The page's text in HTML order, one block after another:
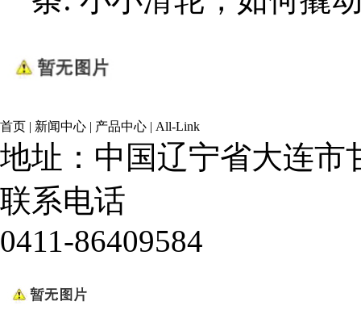
首页 | 新闻中心 | 产品中心 | All-Link
地址：中国辽宁省大连市
联系电话
0411-86409584